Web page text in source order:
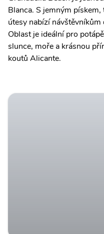
Blanca. S jemným
útesy nabízí
Oblast je ideální pro
slunce, moře a krásnou
koutů Alicante.